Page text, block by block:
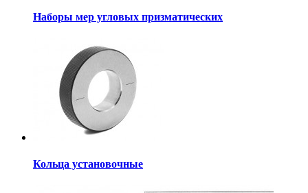
Наборы мер угловых призматических
Кольца установочные